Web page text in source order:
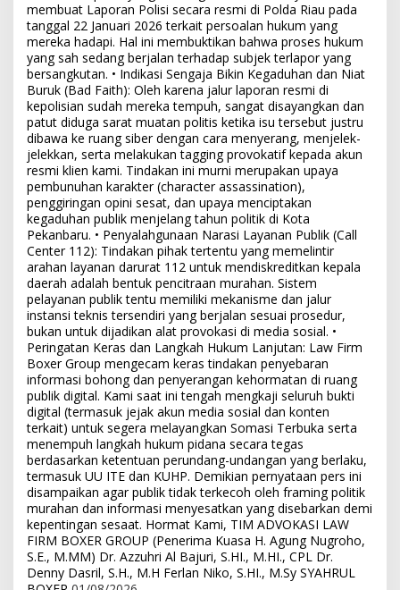
membuat Laporan Polisi secara resmi di Polda Riau pada
tanggal 22 Januari 2026 terkait persoalan hukum yang
mereka hadapi. Hal ini membuktikan bahwa proses hukum
yang sah sedang berjalan terhadap subjek terlapor yang
bersangkutan. • Indikasi Sengaja Bikin Kegaduhan dan Niat
Buruk (Bad Faith): Oleh karena jalur laporan resmi di
kepolisian sudah mereka tempuh, sangat disayangkan dan
patut diduga sarat muatan politis ketika isu tersebut justru
dibawa ke ruang siber dengan cara menyerang, menjelek-
jelekkan, serta melakukan tagging provokatif kepada akun
resmi klien kami. Tindakan ini murni merupakan upaya
pembunuhan karakter (character assassination),
penggiringan opini sesat, dan upaya menciptakan
kegaduhan publik menjelang tahun politik di Kota
Pekanbaru. • Penyalahgunaan Narasi Layanan Publik (Call
Center 112): Tindakan pihak tertentu yang memelintir
arahan layanan darurat 112 untuk mendiskreditkan kepala
daerah adalah bentuk pencitraan murahan. Sistem
pelayanan publik tentu memiliki mekanisme dan jalur
instansi teknis tersendiri yang berjalan sesuai prosedur,
bukan untuk dijadikan alat provokasi di media sosial. •
Peringatan Keras dan Langkah Hukum Lanjutan: Law Firm
Boxer Group mengecam keras tindakan penyebaran
informasi bohong dan penyerangan kehormatan di ruang
publik digital. Kami saat ini tengah mengkaji seluruh bukti
digital (termasuk jejak akun media sosial dan konten
terkait) untuk segera melayangkan Somasi Terbuka serta
menempuh langkah hukum pidana secara tegas
berdasarkan ketentuan perundang-undangan yang berlaku,
termasuk UU ITE dan KUHP. Demikian pernyataan pers ini
disampaikan agar publik tidak terkecoh oleh framing politik
murahan dan informasi menyesatkan yang disebarkan demi
kepentingan sesaat. Hormat Kami, TIM ADVOKASI LAW
FIRM BOXER GROUP (Penerima Kuasa H. Agung Nugroho,
S.E., M.MM) Dr. Azzuhri Al Bajuri, S.HI., M.HI., CPL Dr.
Denny Dasril, S.H., M.H Ferlan Niko, S.HI., M.Sy SYAHRUL